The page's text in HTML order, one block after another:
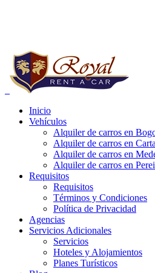
bogota precios, alquiler de
Inicio
Vehículos
Alquiler de carros en
Alquiler de carros en
Alquiler de carros en
Alquiler de carros en
Requisitos
Requisitos
Términos y Condiciones
Política de Privacidad
Agencias
Servicios Adicionales
Servicios
Hoteles y Alojamientos
Planes Turísticos